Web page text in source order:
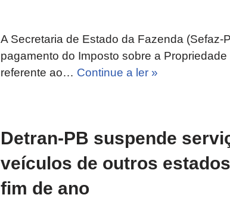
A Secretaria de Estado da Fazenda (Sefaz-
pagamento do Imposto sobre a
referente ao… Continue a ler »
Detran-PB suspende
veículos de outros
fim de ano